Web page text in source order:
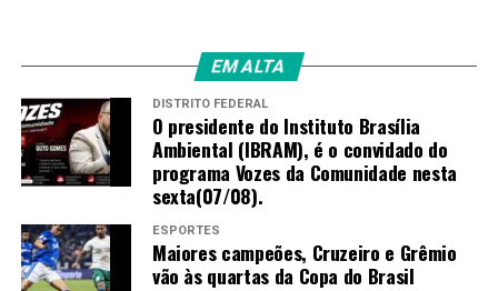
EM ALTA
DISTRITO FEDERAL
O presidente do Instituto Brasília
Ambiental (IBRAM), é o convidado do
programa Vozes da Comunidade nesta
sexta(07/08).
ESPORTES
Maiores campeões, Cruzeiro e Grêmio
vão às quartas da Copa do Brasil